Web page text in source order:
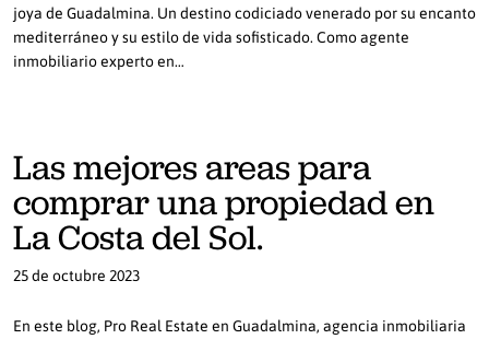
joya de Guadalmina. Un destino codiciado venerado por su encanto
mediterráneo y su estilo de vida sofisticado. Como agente
inmobiliario experto en…
Las mejores areas para
comprar una propiedad en
La Costa del Sol.
25 de octubre 2023
En este blog, Pro Real Estate en Guadalmina, agencia inmobiliaria